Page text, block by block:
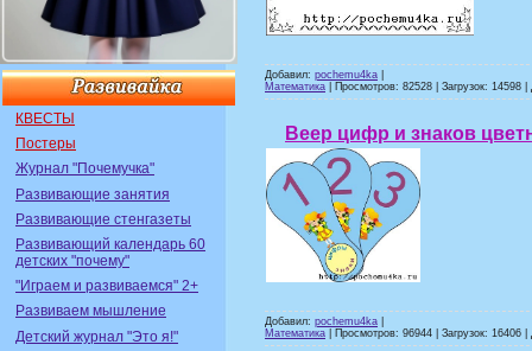
КВЕСТЫ
Постеры
Журнал "Почемучка"
Развивающие занятия
Развивающие стенгазеты
Развивающий календарь 60
детских "почему"
"Играем и развиваемся" 2+
Развиваем мышление
Детский журнал "Это я!"
Добавил: pochemu4ka
Математика | Просмотров: 82528 | Загрузок: 14598
Веер цифр и знаков
Добавил: pochemu4ka
Математика | Просмотров: 96944 | Загрузок: 16406